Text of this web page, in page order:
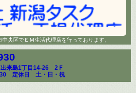
央区でＥＭ生活代理店を行っております。
来島1丁目14-26 2Ｆ
定休日 土・日・祝